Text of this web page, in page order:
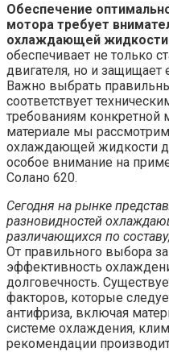
Обеспечение
мотора требует
охлаждающей
обеспечивает не только
двигателя, но и защищает
Важно выбрать
соответствует
требованиям конкретной
материале мы
охлаждающей жидкости
особое внимание на
Солано 620.
Сегодня на рынке
разновидностей
различающихся по
От правильного выбора
эффективность
долговечность.
факторов, которые
антифриза, включая
системе охлаждения,
рекомендации